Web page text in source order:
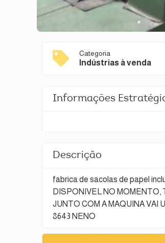
Categoria
Indústrias à venda
Informações
Descrição
fabrica de sacolas de papel
DISPONIVEL NO
JUNTO COM A MAQUINA VAI
8643 NENO